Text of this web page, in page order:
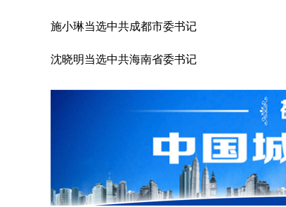
施小琳当选中共成都市委书记
沈晓明当选中共海南省委书记